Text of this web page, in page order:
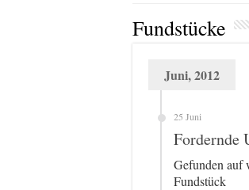
Fundstücke
Juni, 2012
25 Juni
Fordernde
Gefunden auf
Fundstück